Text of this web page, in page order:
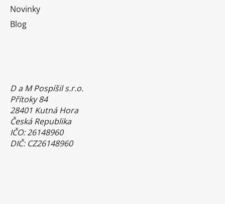
Novinky
Blog
D a M Pospíšil s.r.o.
Přítoky 84
28401 Kutná Hora
Česká Republika
IČO: 26148960
DIČ: CZ26148960